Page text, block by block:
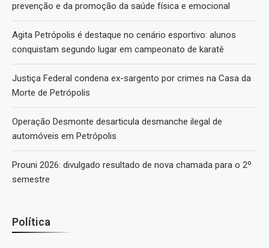
prevenção e da promoção da saúde física e emocional
Agita Petrópolis é destaque no cenário esportivo: alunos
conquistam segundo lugar em campeonato de karatê
Justiça Federal condena ex-sargento por crimes na Casa da
Morte de Petrópolis
Operação Desmonte desarticula desmanche ilegal de
automóveis em Petrópolis
Prouni 2026: divulgado resultado de nova chamada para o 2º
semestre
Política